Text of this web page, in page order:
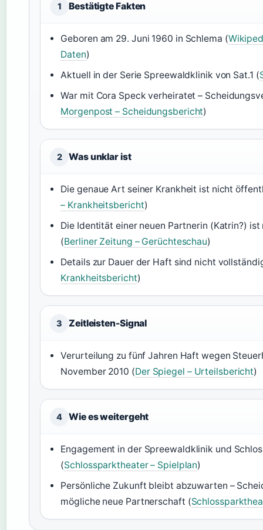
1 Bestätigte Fakten
Geboren am 29. Juni 1960 in Schlema (
Daten)
Aktuell in der Serie Spreewaldklinik von Sat.1 (
War mit Cora Speck verheiratet –
Morgenpost – Scheidungsbericht)
2 Was unklar ist
Die genaue Art seiner Krankheit ist nicht
– Krankheitsbericht)
Die Identität einer neuen Partnerin (Katrin?)
(Berliner Zeitung – Gerüchteschau)
Details zur Dauer der Haft sind nicht
Krankheitsbericht)
3 Zeitleisten-Signal
Verurteilung zu fünf Jahren Haft wegen
November 2010 (Der Spiegel – Urteilsbericht)
4 Wie es weitergeht
Engagement in der Spreewaldklinik und
(Schlossparktheater – Spielplan)
Persönliche Zukunft bleibt abzuwarten –
mögliche neue Partnerschaft (